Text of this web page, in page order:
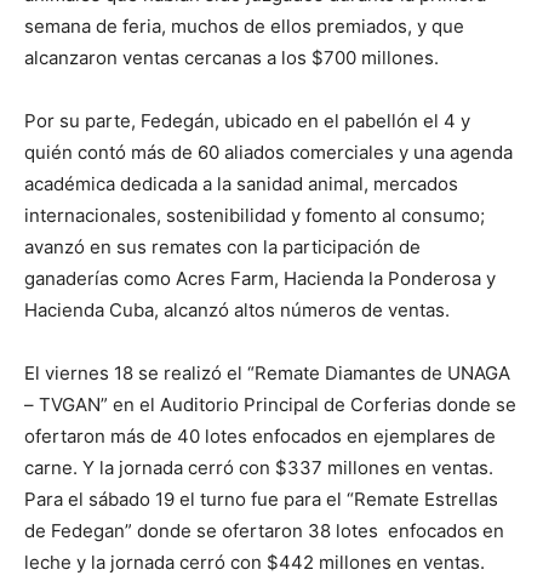
semana de feria, muchos de ellos premiados, y que
alcanzaron ventas cercanas a los $700 millones.
Por su parte, Fedegán, ubicado en el pabellón el 4 y
quién contó más de 60 aliados comerciales y una agenda
académica dedicada a la sanidad animal, mercados
internacionales, sostenibilidad y fomento al consumo;
avanzó en sus remates con la participación de
ganaderías como Acres Farm, Hacienda la Ponderosa y
Hacienda Cuba, alcanzó altos números de ventas.
El viernes 18 se realizó el “Remate Diamantes de UNAGA
– TVGAN” en el Auditorio Principal de Corferias donde se
ofertaron más de 40 lotes enfocados en ejemplares de
carne. Y la jornada cerró con $337 millones en ventas.
Para el sábado 19 el turno fue para el “Remate Estrellas
de Fedegan” donde se ofertaron 38 lotes enfocados en
leche y la jornada cerró con $442 millones en ventas.